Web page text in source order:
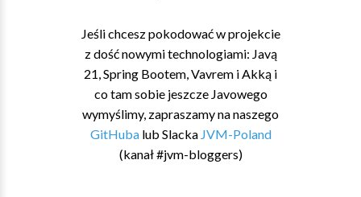
Jeśli chcesz pokodować w projekcie
z dość nowymi technologiami: Javą
21, Spring Bootem, Vavrem i Akką i
co tam sobie jeszcze Javowego
wymyślimy, zapraszamy na naszego
GitHubalub Slacka JVM-Poland
(kanał #jvm-bloggers)